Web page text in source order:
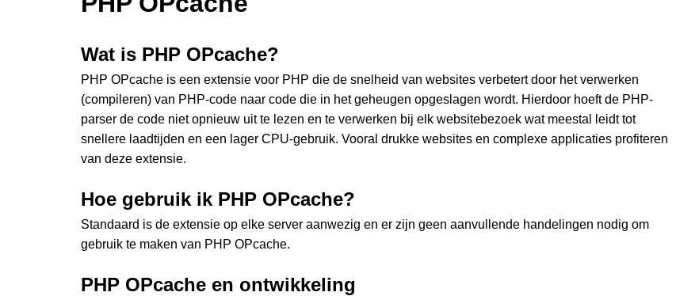
Wat is PHP OPcache?
PHP OPcache is een extensie voor PHP die de snelheid van websites verbetert door het verwerken
(compileren) van PHP-code naar code die in het geheugen opgeslagen wordt. Hierdoor hoeft de PHP-
parser de code niet opnieuw uit te lezen en te verwerken bij elk websitebezoek wat meestal leidt tot
snellere laadtijden en een lager CPU-gebruik. Vooral drukke websites en complexe applicaties profiteren
van deze extensie.
Hoe gebruik ik PHP OPcache?
Standaard is de extensie op elke server aanwezig en er zijn geen aanvullende handelingen nodig om
gebruik te maken van PHP OPcache.
PHP OPcache en ontwikkeling